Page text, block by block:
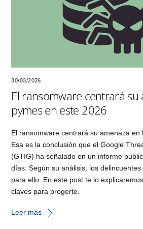
30/03/2026
El ransomware centrará su
pymes en este 2026
El ransomware centrará su amenaza en
Esa es la conclusión que el Google
(GTIG) ha señalado en un informe
días. Según su análisis, los
para ello. En este post te lo
claves para progerte.
Leer más